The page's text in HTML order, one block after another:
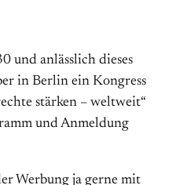
und anlässlich dieses
in Berlin ein Kongress
stärken – weltweit“
und Anmeldung
Werbung ja gerne mit